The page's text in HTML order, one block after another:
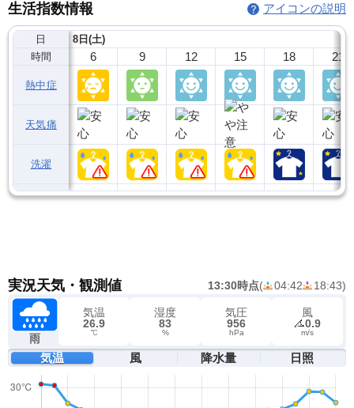
生活指数情報 アイコンの説明
日
時間
熱中症
天気痛
洗濯
8日(土)
6 9 12 15 18 21
実況天気・観測値 13:30時点( 04:42 18:43)
雨
気温
26.9
℃
湿度
83
%
気圧
956
hPa
風
0.9
m/s
気温 風 降水量 日照